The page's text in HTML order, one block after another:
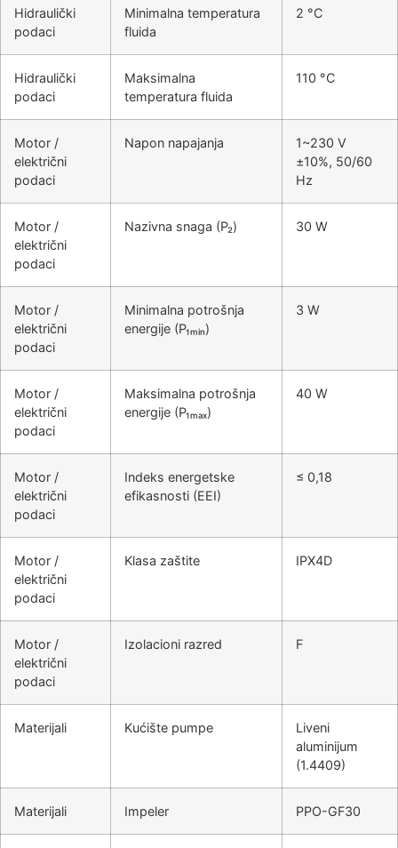
Hidraulički
podaci
Minimalna temperatura
fluida
2 °C
Hidraulički
podaci
Maksimalna
temperatura fluida
110 °C
Motor /
električni
podaci
Napon napajanja
1~230 V
±10%, 50/60
Hz
Motor /
električni
podaci
Nazivna snaga (P₂) 30 W
Motor /
električni
podaci
Minimalna potrošnja
energije (P₁ₘᵢₙ)
3 W
Motor /
električni
podaci
Maksimalna potrošnja
energije (P₁ₘₐₓ)
40 W
Motor /
električni
podaci
Indeks energetske
efikasnosti (EEI)
≤ 0,18
Motor /
električni
podaci
Klasa zaštite IPX4D
Motor /
električni
podaci
Izolacioni razred F
Materijali Kućište pumpe
Liveni
aluminijum
(1.4409)
Materijali Impeler PPO-GF30